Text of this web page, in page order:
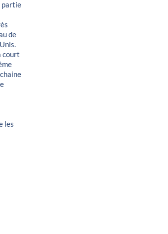
partie
de
court
les